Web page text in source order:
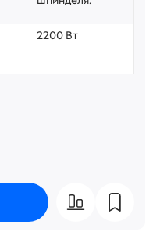
2200 Вт